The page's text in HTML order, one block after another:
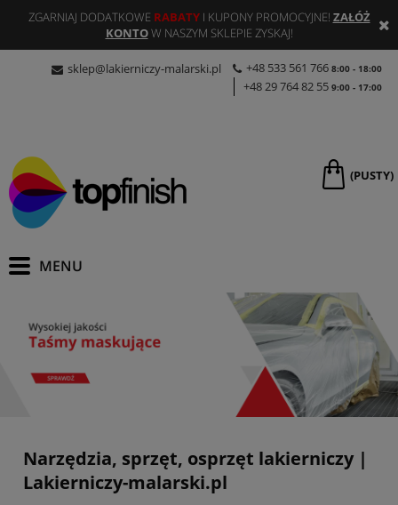
ZGARNIAJ DODATKOWE RABATYI KUPONY PROMOCYJNE! ZAŁÓŻ
KONTOW NASZYM SKLEPIE ZYSKAJ!
sklep@lakierniczy-malarski.pl +48 533 561 766 8:00 - 18:00
+48 29 764 82 55 9:00 - 17:00
(PUSTY)
Narzędzia, sprzęt, osprzęt lakierniczy |
Lakierniczy-malarski.pl